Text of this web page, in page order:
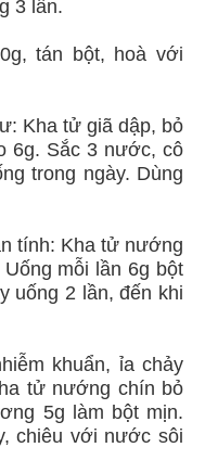
3 lần.
tán bột, hoà với
Kha tử giã dập, bỏ
6g. Sắc 3 nước, cô
trong ngày. Dùng
tính: Kha tử nướng
mỗi lần 6g bột
uống 2 lần, đến khi
khuẩn, ỉa chảy
tử nướng chín bỏ
5g làm bột mịn.
chiêu với nước sôi